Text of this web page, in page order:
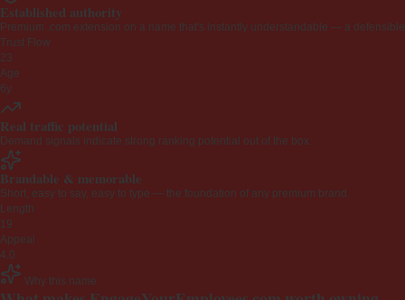
Established authority
Premium .com extension on a name that's instantly understandable — a
Trust Flow
23
Age
6y
Real traffic potential
Demand signals indicate strong ranking potential out of the box.
Brandable & memorable
Short, easy to say, easy to type — the foundation of any premium brand.
Length
19
Appeal
4.0
Why this name